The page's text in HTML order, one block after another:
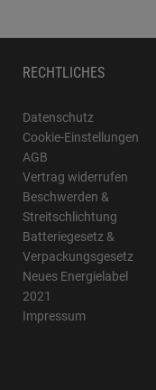
RECHTLICHES
Datenschutz
Cookie-Einstellungen
AGB
Vertrag widerrufen
Beschwerden &
Streitschlichtung
Batteriegesetz &
Verpackungsgesetz
Neues Energielabel
2021
Impressum